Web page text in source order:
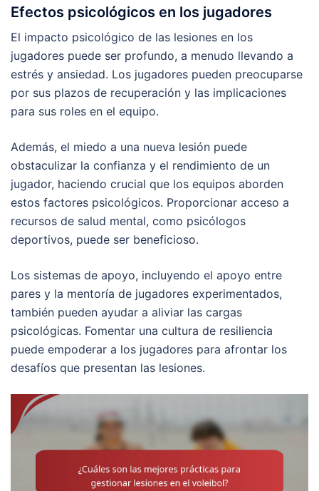
Efectos psicológicos en los jugadores
El impacto psicológico de las lesiones en los
jugadores puede ser profundo, a menudo llevando a
estrés y ansiedad. Los jugadores pueden preocuparse
por sus plazos de recuperación y las implicaciones
para sus roles en el equipo.
Además, el miedo a una nueva lesión puede
obstaculizar la confianza y el rendimiento de un
jugador, haciendo crucial que los equipos aborden
estos factores psicológicos. Proporcionar acceso a
recursos de salud mental, como psicólogos
deportivos, puede ser beneficioso.
Los sistemas de apoyo, incluyendo el apoyo entre
pares y la mentoría de jugadores experimentados,
también pueden ayudar a aliviar las cargas
psicológicas. Fomentar una cultura de resiliencia
puede empoderar a los jugadores para afrontar los
desafíos que presentan las lesiones.